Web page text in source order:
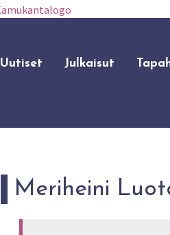
Uutiset Julkaisut
Meriheini